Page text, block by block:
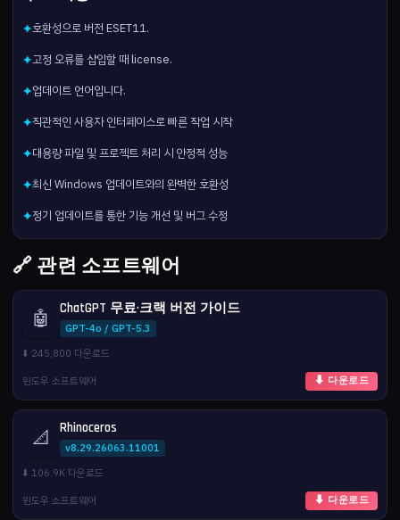
✦호환성으로 버전 ESET11.
✦고정 오류를 삽입할 때 license.
✦업데이트 언어입니다.
✦직관적인 사용자 인터페이스로 빠른 작업 시작
✦대용량 파일 및 프로젝트 처리 시 안정적 성능
✦최신 Windows 업데이트와의 완벽한 호환성
✦정기 업데이트를 통한 기능 개선 및 버그 수정
🔗 관련 소프트웨어
🤖 ChatGPT 무료·크랙 버전 가이드
GPT-4o / GPT-5.3
⬇️ 245,800 다운로드
윈도우 소프트웨어
⬇ 다운로드
📐 Rhinoceros
v8.29.26063.11001
⬇️ 106.9K 다운로드
윈도우 소프트웨어
⬇ 다운로드